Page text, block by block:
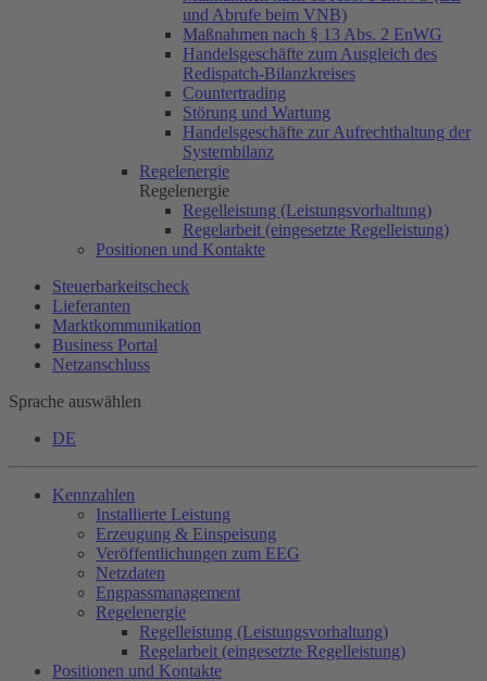
und Abrufe beim VNB)
Maßnahmen nach § 13 Abs. 2 EnWG
Handelsgeschäfte zum Ausgleich des
Redispatch-Bilanzkreises
Countertrading
Störung und Wartung
Handelsgeschäfte zur Aufrechthaltung der
Systembilanz
Regelenergie
Regelenergie
Regelleistung (Leistungsvorhaltung)
Regelarbeit (eingesetzte Regelleistung)
Positionen und Kontakte
Steuerbarkeitscheck
Lieferanten
Marktkommunikation
Business Portal
Netzanschluss
Sprache auswählen
DE
Kennzahlen
Installierte Leistung
Erzeugung & Einspeisung
Veröffentlichungen zum EEG
Netzdaten
Engpassmanagement
Regelenergie
Regelleistung (Leistungsvorhaltung)
Regelarbeit (eingesetzte Regelleistung)
Positionen und Kontakte